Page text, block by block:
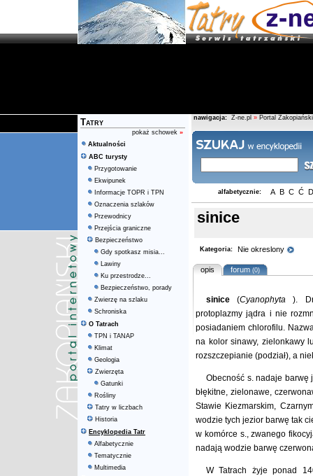
Tatry
pokaż schowek »
Aktualności
ABC turysty
Przygotowanie
Ekwipunek
Informacje TOPR i TPN
Oznaczenia szlaków
Przewodnicy
Przejścia graniczne
Bezpieczeństwo
Gdy spotkasz misia...
Lawiny
Ku przestrodze...
Bezpieczeństwo, porady
Zwierzę na szlaku
Schroniska
O Tatrach
TPN i TANAP
Klimat
Geologia
Zwierzęta
Gatunki
Rośliny
Tatry w liczbach
Historia
Encyklopedia Tatr
Alfabetycznie
Tematycznie
Multimedia
nawigacja: Z-ne.pl » Portal Zakopiański
alfabetycznie: A B C Ć D
sinice
Kategoria: Nie okreslony
opis forum(0)
sinice (Cyanophyta).
protoplazmy jądra i nie
posiadaniem chlorofilu.
na kolor sinawy, zielonkawy
rozszczepianie (podział), a
Obecność s. nadaje barwę
błękitne, zielonawe,
Stawie Kiezmarskim,
wodzie tych jezior barwę tak
w komórce s., zwanego
nadają wodzie barwę
W Tatrach żyje ponad